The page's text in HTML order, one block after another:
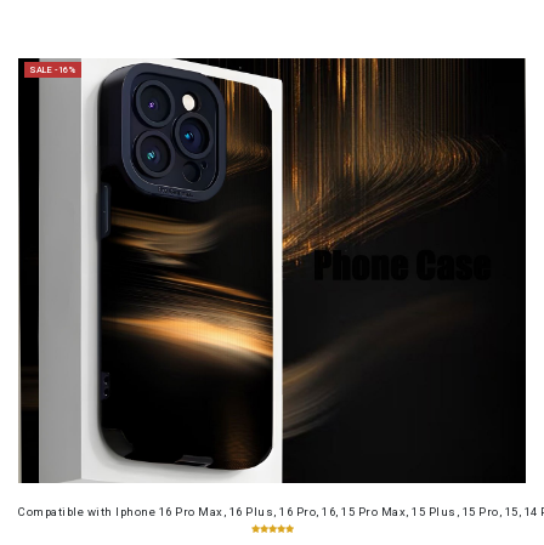
SALE -16%
Compatible with Iphone 16 Pro Max, 16 Plus, 16 Pro, 16, 15 Pro Max, 15 Plus, 15 Pro, 15,